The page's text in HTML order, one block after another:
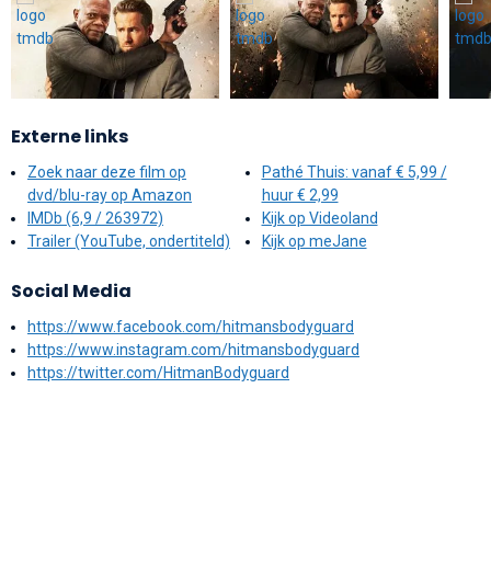
Externe links
Zoek naar deze film op
dvd/blu-ray op Amazon
IMDb (6,9 / 263972)
Trailer (YouTube, ondertiteld)
Pathé Thuis: vanaf € 5,99 /
huur € 2,99
Kijk op Videoland
Kijk op meJane
Social Media
https://www.facebook.com/hitmansbodyguard
https://www.instagram.com/hitmansbodyguard
https://twitter.com/HitmanBodyguard